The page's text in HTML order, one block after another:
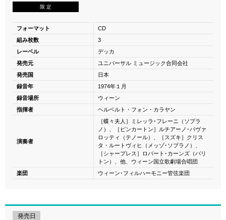
限 定
フォーマット
CD
組み枚数
3
レーベル
デッカ
発売元
ユニバーサル ミュージック合同会社
発売国
日本
録音年
1974年１月
録音場所
ウィーン
指揮者
ヘルベルト・フォン・カラヤン
演奏者
［蝶々夫人］ミレッラ･フレーニ（ソプラ
ノ）、［ピンカートン］ルチアーノ･パヴァ
ロッティ（テノール）、［スズキ］クリス
タ・ルートヴィヒ（メッゾ･ソプラノ）、
［シャープレス］ロバート･カーンズ（バリ
トン）、他、ウィーン国立歌劇場合唱団
楽団
ウィーン･フィルハーモニー管弦楽団
発売日